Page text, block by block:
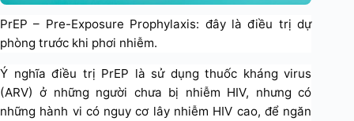
PrEP – Pre-Exposure Prophylaxis: đây là điều trị dự
phòng trước khi phơi nhiễm.
Ý nghĩa điều trị PrEP là sử dụng thuốc kháng virus
(ARV) ở những người chưa bị nhiễm HIV, nhưng có
những hành vi có nguy cơ lây nhiễm HIV cao, để ngăn